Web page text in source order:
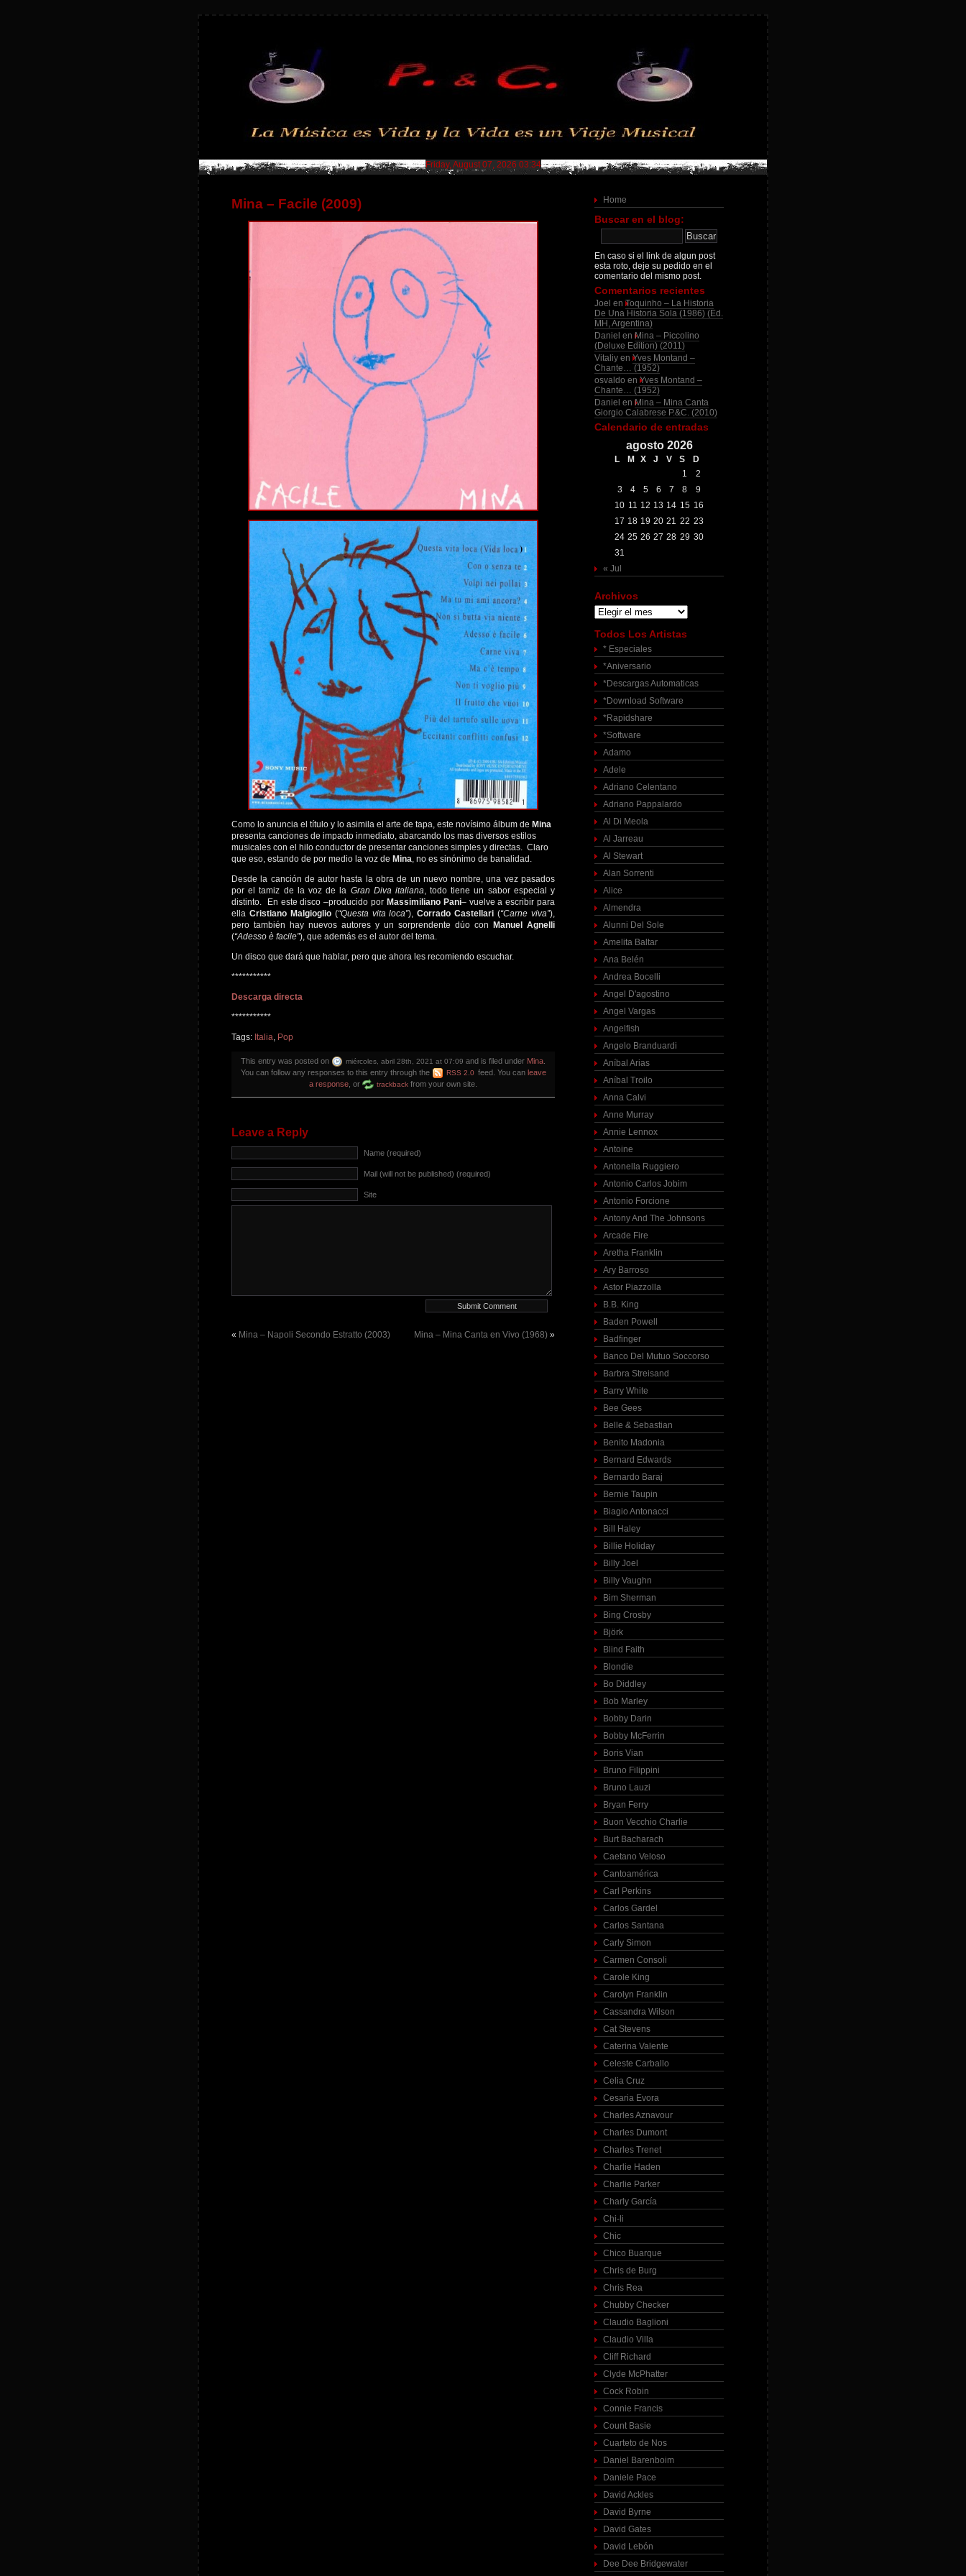
Friday, August 07, 2026 03:34
Mina – Facile (2009)
Como lo anuncia el título y lo asimila el arte de tapa, este novísimo álbum de Mina
presenta canciones de impacto inmediato, abarcando los mas diversos estilos
musicales con el hilo conductor de presentar canciones simples y directas. Claro
que eso, estando de por medio la voz de Mina, no es sinónimo de banalidad.
Desde la canción de autor hasta la obra de un nuevo nombre, una vez pasados
por el tamiz de la voz de la Gran Diva italiana, todo tiene un sabor especial y
distinto. En este disco –producido por Massimiliano Pani– vuelve a escribir para
ella Cristiano Malgioglio (“Questa vita loca”),Corrado Castellari (“Carne viva”),
pero también hay nuevos autores y un sorprendente dúo con
Manuel Agnelli
(“Adesso è facile”), que además es el autor del tema.
Un disco que dará que hablar, pero que ahora les recomiendo escuchar.
***********
Descarga directa
***********
Tags: Italia, Pop
This entry was posted on miércoles, abril 28th, 2021 at 07:09 and is filed under Mina
You can follow any responses to this entry through the
RSS 2.0 feed. You can leave
a response , or trackback from your own site.
Leave a Reply
Name (required)
Mail (will not be published) (required)
Site
« Mina – Napoli Secondo Estratto (2003) Mina – Mina Canta en Vivo (1968) »
Home
Buscar en el blog:
En caso si el link de algun post
esta roto, deje su pedido en el
comentario del mismo post.
Comentarios recientes
Joel en Toquinho – La Historia
De Una Historia Sola (1986) (Ed.
MH, Argentina)
Daniel en Mina – Piccolino
(Deluxe Edition) (2011)
Vitaliy en Yves Montand –
Chante… (1952)
osvaldo en Yves Montand –
Chante… (1952)
Daniel en Mina – Mina Canta
Giorgio Calabrese P.&C. (2010)
Calendario de entradas
agosto 2026
L M X J V S
D
1
2
3
4 5 6 7 8
9
10 11 12 13 14 15 16
17 18 19 20 21 22 23
24 25 26 27 28 29 30
31
« Jul
Archivos
Archivos
Todos Los Artistas
* Especiales
*Aniversario
*Descargas Automaticas
*Download Software
*Rapidshare
*Software
Adamo
Adele
Adriano Celentano
Adriano Pappalardo
Al Di Meola
Al Jarreau
Al Stewart
Alan Sorrenti
Alice
Almendra
Alunni Del Sole
Amelita Baltar
Ana Belén
Andrea Bocelli
Angel D'agostino
Angel Vargas
Angelfish
Angelo Branduardi
Aníbal Arias
Aníbal Troilo
Anna Calvi
Anne Murray
Annie Lennox
Antoine
Antonella Ruggiero
Antonio Carlos Jobim
Antonio Forcione
Antony And The Johnsons
Arcade Fire
Aretha Franklin
Ary Barroso
Astor Piazzolla
B.B. King
Baden Powell
Badfinger
Banco Del Mutuo Soccorso
Barbra Streisand
Barry White
Bee Gees
Belle & Sebastian
Benito Madonia
Bernard Edwards
Bernardo Baraj
Bernie Taupin
Biagio Antonacci
Bill Haley
Billie Holiday
Billy Joel
Billy Vaughn
Bim Sherman
Bing Crosby
Björk
Blind Faith
Blondie
Bo Diddley
Bob Marley
Bobby Darin
Bobby McFerrin
Boris Vian
Bruno Filippini
Bruno Lauzi
Bryan Ferry
Buon Vecchio Charlie
Burt Bacharach
Caetano Veloso
Cantoamérica
Carl Perkins
Carlos Gardel
Carlos Santana
Carly Simon
Carmen Consoli
Carole King
Carolyn Franklin
Cassandra Wilson
Cat Stevens
Caterina Valente
Celeste Carballo
Celia Cruz
Cesaria Evora
Charles Aznavour
Charles Dumont
Charles Trenet
Charlie Haden
Charlie Parker
Charly García
Chi-li
Chic
Chico Buarque
Chris de Burg
Chris Rea
Chubby Checker
Claudio Baglioni
Claudio Villa
Cliff Richard
Clyde McPhatter
Cock Robin
Connie Francis
Count Basie
Cuarteto de Nos
Daniel Barenboim
Daniele Pace
David Ackles
David Byrne
David Gates
David Lebón
Dee Dee Bridgewater